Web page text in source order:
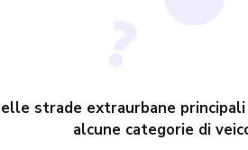
strade extraurbane
alcune categorie di